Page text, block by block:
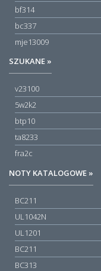
bf314
bc337
mje13009
SZUKANE »
v23100
5w2k2
btp10
ta8233
fra2c
NOTY KATALOGOWE »
BC211
UL1042N
UL1201
BC211
BC313